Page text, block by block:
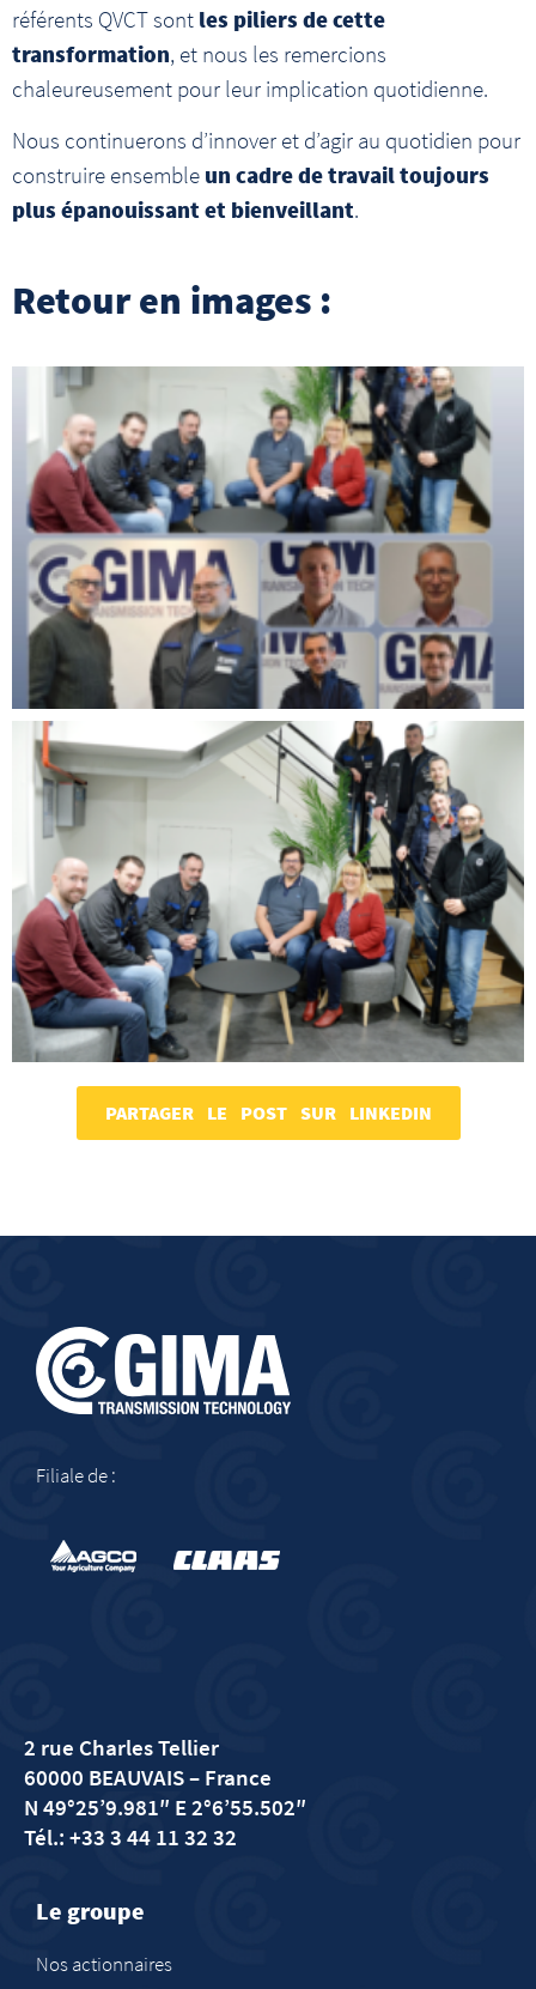
référents QVCT sont les piliers de cette
transformation, et nous les remercions
chaleureusement pour leur implication quotidienne.
Nous continuerons d’innover et d’agir au quotidien pour
construire ensemble un cadre de travail toujours
plus épanouissant et bienveillant.
Retour en images :
PARTAGER LE POST SUR LINKEDIN
Filiale de :
2 rue Charles Tellier
60000 BEAUVAIS– France
N 49°25’9.981″ E 2°6’55.502″
Tél.: +33 3 44 11 32 32
Le groupe
Nos actionnaires